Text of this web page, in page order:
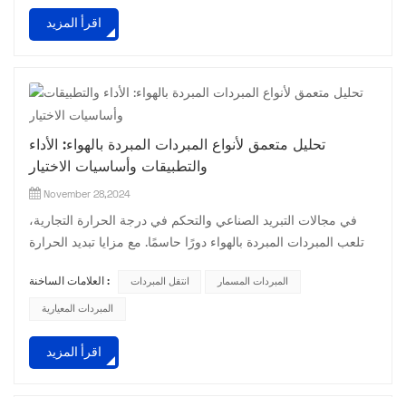
المناسب؟ اليوم، دعونا نناقش هذه المسألة. أنا. توضيح متطلبات
التبريد أولاً وقبل كل شيء، تحتاج إلى توضيح متطلبات التبريد
اقرأ المزيد
تحليل متعمق لأنواع المبردات المبردة بالهواء: الأداء
والتطبيقات وأساسيات الاختيار
November 28,2024
في مجالات التبريد الصناعي والتحكم في درجة الحرارة التجارية،
تلعب المبردات المبردة بالهواء دورًا حاسمًا. مع مزايا تبديد الحرارة
ظروف العمل. دعونا اليوم نتعمق في أنواع المبردات المبردة بالهواء
العلامات الساخنة : انتقل المبردات المبردات المسمار
المبردات المعيارية
اقرأ المزيد